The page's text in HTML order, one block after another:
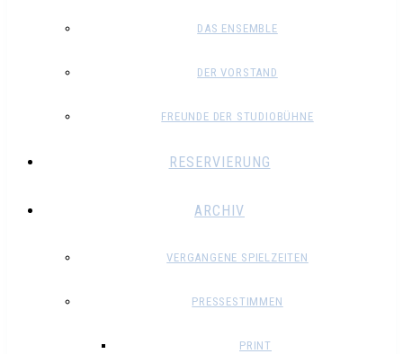
DAS ENSEMBLE
DER VORSTAND
FREUNDE DER STUDIOBÜHNE
RESERVIERUNG
ARCHIV
VERGANGENE SPIELZEITEN
PRESSESTIMMEN
PRINT